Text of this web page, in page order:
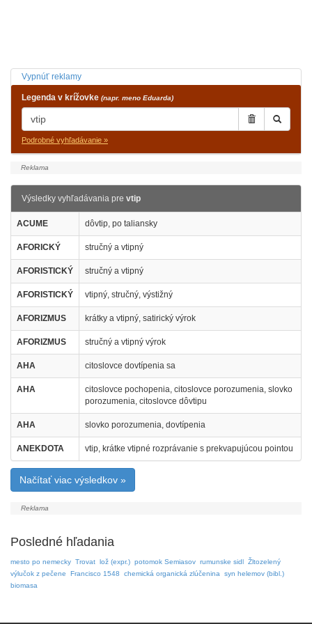
Vypnúť reklamy
Legenda v krížovke (napr. meno Eduarda)
Podrobné vyhľadávanie »
Výsledky vyhľadávania pre vtip
ACUME dôvtip, po taliansky
AFORICKÝ stručný a vtipný
AFORISTICKÝ stručný a vtipný
AFORISTICKÝ vtipný, stručný, výstižný
AFORIZMUS krátky a vtipný, satirický výrok
AFORIZMUS stručný a vtipný výrok
AHA citoslovce dovtípenia sa
AHA
citoslovce pochopenia, citoslovce porozumenia, slovko
porozumenia, citoslovce dôvtipu
AHA slovko porozumenia, dovtípenia
ANEKDOTA vtip, krátke vtipné rozprávanie s prekvapujúcou pointou
Načítať viac výsledkov »
Posledné hľadania
mesto po nemecky Trovat lož (expr.) potomok Semiasov rumunske sidl Žltozelený
výlučok z pečene
Francisco 1548 chemická organická zlúčenina
syn helemov (bibl.)
biomasa